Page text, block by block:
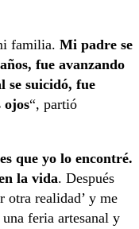
familia. Mi padre se
fue avanzando
se suicidó, fue
ojos“, partió
que yo lo encontré.
la vida. Después
realidad’ y me
feria artesanal y